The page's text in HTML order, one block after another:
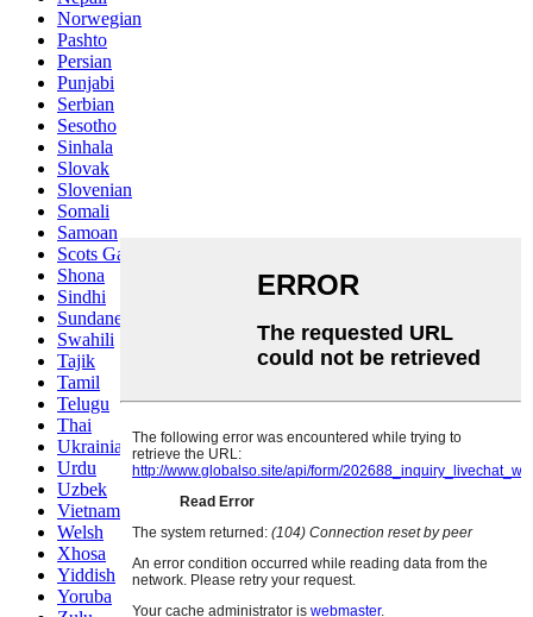
Norwegian
Pashto
Persian
Punjabi
Serbian
Sesotho
Sinhala
Slovak
Slovenian
Somali
Samoan
Scots Gaelic
Shona
Sindhi
Sundanese
Swahili
Tajik
Tamil
Telugu
Thai
Ukrainian
Urdu
Uzbek
Vietnamese
Welsh
Xhosa
Yiddish
Yoruba